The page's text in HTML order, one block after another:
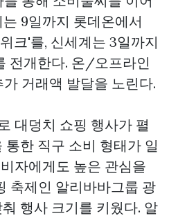
9일까지 롯데온에서
크'를, 신세계는 3일까지
전개한다. 온/오프라인
거래액 발달을 노린다.
대덩치 쇼핑 행사가 펼
통한 직구 소비 형태가 일
자에게도 높은 관심을
축제인 알리바바그룹 광
행사 크기를 키웠다. 알